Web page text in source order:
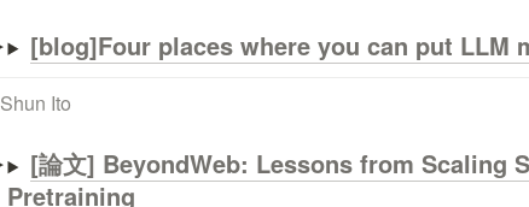
[blog]Four places where you can put LLM
Shun Ito
[論文] BeyondWeb: Lessons from Scaling
Pretraining